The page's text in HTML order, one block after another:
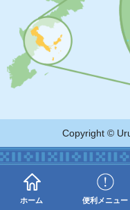
ホーム 便利メニュー
Copyright ©